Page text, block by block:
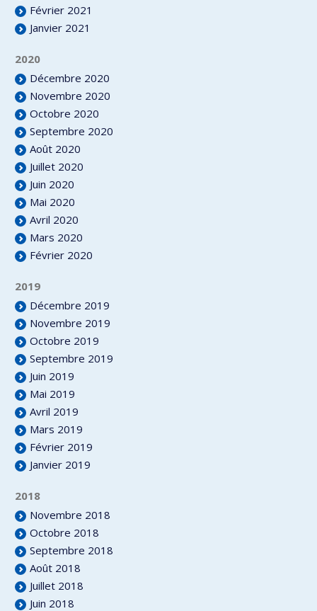
Février 2021
Janvier 2021
2020
Décembre 2020
Novembre 2020
Octobre 2020
Septembre 2020
Août 2020
Juillet 2020
Juin 2020
Mai 2020
Avril 2020
Mars 2020
Février 2020
2019
Décembre 2019
Novembre 2019
Octobre 2019
Septembre 2019
Juin 2019
Mai 2019
Avril 2019
Mars 2019
Février 2019
Janvier 2019
2018
Novembre 2018
Octobre 2018
Septembre 2018
Août 2018
Juillet 2018
Juin 2018